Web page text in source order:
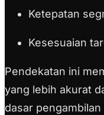
Ketepatan
Kesesuaian
Pendekatan ini
yang lebih akurat
dasar